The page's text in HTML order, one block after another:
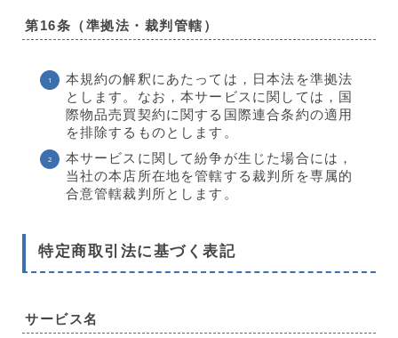
第16条（準拠法・裁判管轄）
本規約の解釈にあたっては，日本法を準拠法
とします。なお，本サービスに関しては，国
際物品売買契約に関する国際連合条約の適用
を排除するものとします。
本サービスに関して紛争が生じた場合には，
当社の本店所在地を管轄する裁判所を専属的
合意管轄裁判所とします。
特定商取引法に基づく表記
サービス名